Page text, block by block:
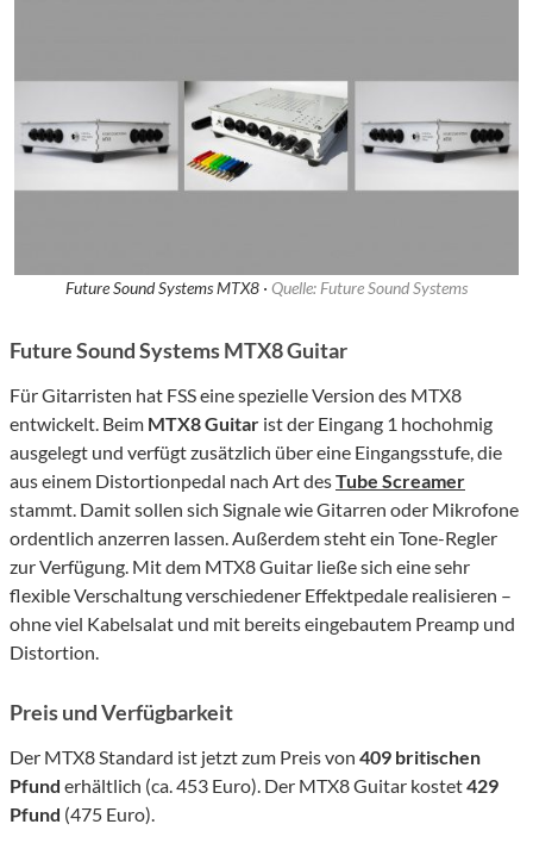
Future Sound Systems MTX8 · Quelle: Future Sound Systems
Future Sound Systems MTX8 Guitar
Für Gitarristen hat FSS eine spezielle Version des MTX8
entwickelt. Beim MTX8 Guitar ist der Eingang 1 hochohmig
ausgelegt und verfügt zusätzlich über eine Eingangsstufe, die
aus einem Distortionpedal nach Art desTube Screamer
stammt. Damit sollen sich Signale wie Gitarren oder Mikrofone
ordentlich anzerren lassen. Außerdem steht ein Tone-Regler
zur Verfügung. Mit dem MTX8 Guitar ließe sich eine sehr
flexible Verschaltung verschiedener Effektpedale realisieren –
ohne viel Kabelsalat und mit bereits eingebautem Preamp und
Distortion.
Preis und Verfügbarkeit
Der MTX8 Standard ist jetzt zum Preis von 409 britischen
Pfund erhältlich (ca. 453 Euro). Der MTX8 Guitar kostet429
Pfund (475 Euro).